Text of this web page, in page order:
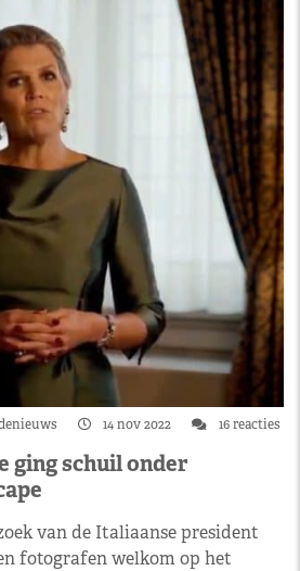
14 nov 2022 16 reacties
ging schuil onder
van de Italiaanse president
fotografen welkom op het